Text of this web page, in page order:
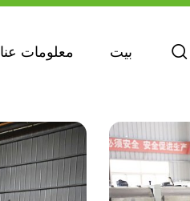
بيت
معلومات عنا